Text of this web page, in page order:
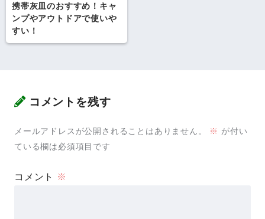
携帯灰皿のおすすめ！キャ
ンプやアウトドアで使いや
すい！
コメントを残す
メールアドレスが公開されることはありません。 ※ が付い
ている欄は必須項目です
コメント ※